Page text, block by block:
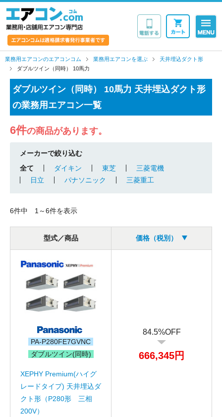
業務用エアコンのエアコンコム 業務用エアコンを選ぶ
天井埋込ダクト形
ダブルツイン（同時） 10馬力
ダブルツイン（同時） 10馬力 天井埋込ダクト形
の業務用エアコン一覧
6件の商品があります。
メーカーで絞り込む
全て
ダイキン 東芝
三菱電機
日立
パナソニック 三菱重工
6件中 1～6件を表示
型式／商品 価格（税別）
PA-P280FE7GVNC
ダブルツイン(同時)
XEPHY Premium(ハイグ
レードタイプ) 天井埋込ダ
クト形（P280形 三相
200V）
84.5%OFF
666,345円